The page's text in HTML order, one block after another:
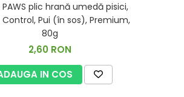
PAWS plic hrană umedă pisici,
Control, Pui (în sos), Premium,
80g
2,60 RON
IN COS